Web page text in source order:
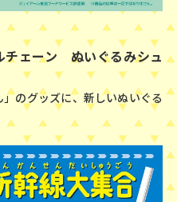
ェーン ぬいぐるみシュ
のグッズに、新しいぬいぐる